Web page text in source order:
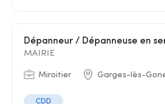
Dépanneur / Dépanneuse en
MAIRIE
Miroitier Garges-lès-
CDD